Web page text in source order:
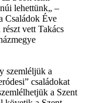
lehettünk„ –
Családok Éve
vett Takács
szemléljük a
családokat
a Szent